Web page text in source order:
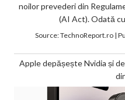
noilor prevederi din
(AI Act). Odată
Source:TechnoReport.ro|
Apple depășește Nvidia și